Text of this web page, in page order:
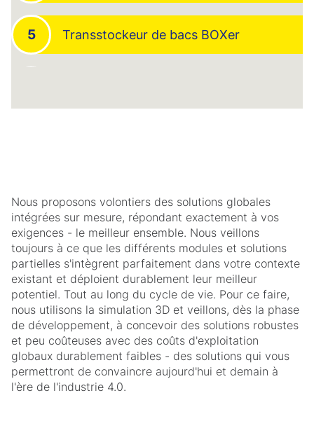
Nous proposons volontiers des solutions globales
intégrées sur mesure, répondant exactement à vos
exigences - le meilleur ensemble. Nous veillons
toujours à ce que les différents modules et solutions
partielles s'intègrent parfaitement dans votre contexte
existant et déploient durablement leur meilleur
potentiel. Tout au long du cycle de vie. Pour ce faire,
nous utilisons la simulation 3D et veillons, dès la phase
de développement, à concevoir des solutions robustes
et peu coûteuses avec des coûts d'exploitation
globaux durablement faibles - des solutions qui vous
permettront de convaincre aujourd'hui et demain à
l'ère de l'industrie 4.0.